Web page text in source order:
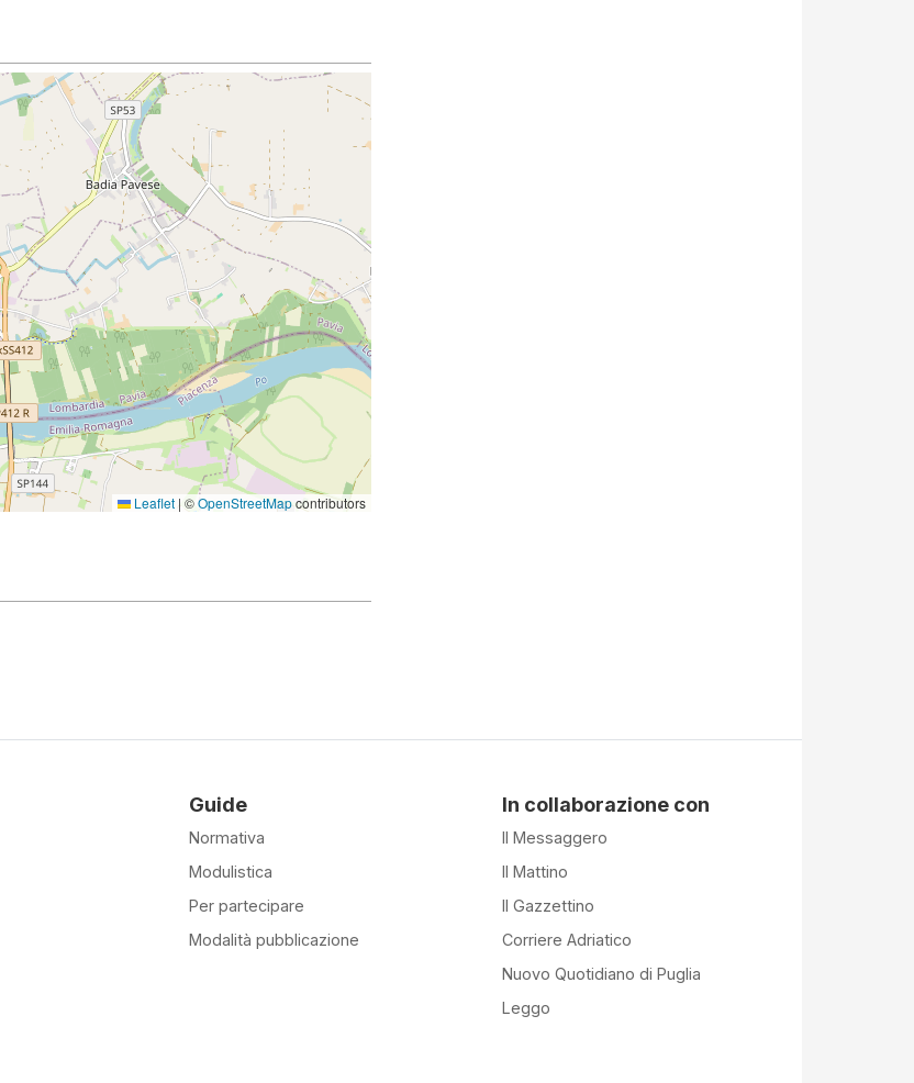
Leaflet |©OpenStreetMapcontributors
Guide
Normativa
Modulistica
Per partecipare
Modalità pubblicazione
In collaborazione con
Il Messaggero
Il Mattino
Il Gazzettino
Corriere Adriatico
Nuovo Quotidiano di Puglia
Leggo